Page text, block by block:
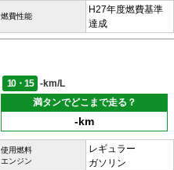
燃費性能
H27年度燃費基準
達成
10・15
-km/L
満タンでどこまで走る？
-km
使用燃料
エンジン
レギュラー
ガソリン